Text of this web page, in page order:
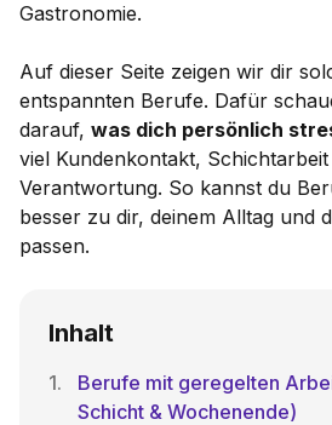
Gastronomie.
Auf dieser Seite zeigen wir dir
entspannten Berufe. Dafür
darauf, was dich persönlich
viel Kundenkontakt,
Verantwortung. So kannst du
besser zu dir, deinem Alltag und
passen.
Inhalt
Berufe mit geregelten
Schicht & Wochenende)